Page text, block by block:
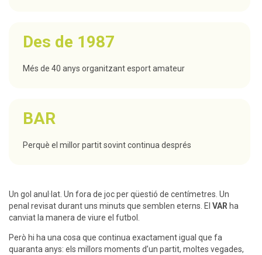
Des de 1987
Més de 40 anys organitzant esport amateur
BAR
Perquè el millor partit sovint continua després
Un gol anul·lat. Un fora de joc per qüestió de centímetres. Un
penal revisat durant uns minuts que semblen eterns. El VAR ha
canviat la manera de viure el futbol.
Però hi ha una cosa que continua exactament igual que fa
quaranta anys: els millors moments d’un partit, moltes vegades,